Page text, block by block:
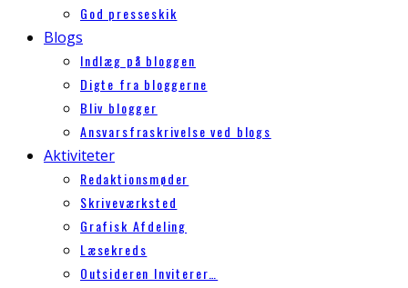
God presseskik
Blogs
Indlæg på bloggen
Digte fra bloggerne
Bliv blogger
Ansvarsfraskrivelse ved blogs
Aktiviteter
Redaktionsmøder
Skriveværksted
Grafisk Afdeling
Læsekreds
Outsideren Inviterer…